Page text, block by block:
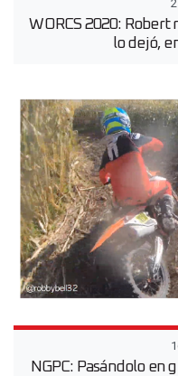
WORCS 2020:
lo dejó,
NGPC: Pasándolo en